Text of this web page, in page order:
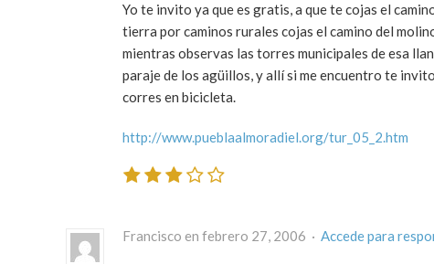
Yo te invito ya que es gratis, a que te cojas el
tierra por caminos rurales cojas el camino del
mientras observas las torres municipales de esa
paraje de los agüillos, y allí si me encuentro te
corres en bicicleta.
http://www.pueblaalmoradiel.org/tur_05_2.htm
Francisco en febrero 27, 2006 · Accede para